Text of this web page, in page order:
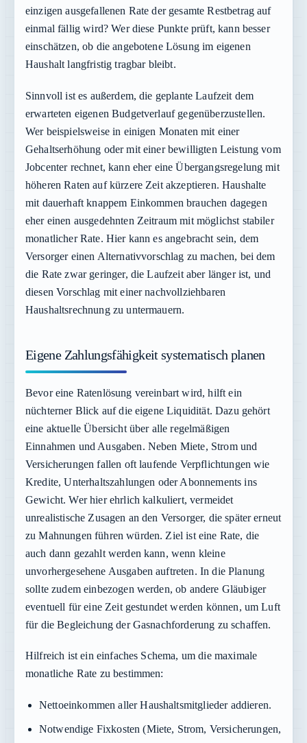
einzigen ausgefallenen Rate der gesamte Restbetrag auf
einmal fällig wird? Wer diese Punkte prüft, kann besser
einschätzen, ob die angebotene Lösung im eigenen
Haushalt langfristig tragbar bleibt.
Sinnvoll ist es außerdem, die geplante Laufzeit dem
erwarteten eigenen Budgetverlauf gegenüberzustellen.
Wer beispielsweise in einigen Monaten mit einer
Gehaltserhöhung oder mit einer bewilligten Leistung vom
Jobcenter rechnet, kann eher eine Übergangsregelung mit
höheren Raten auf kürzere Zeit akzeptieren. Haushalte
mit dauerhaft knappem Einkommen brauchen dagegen
eher einen ausgedehnten Zeitraum mit möglichst stabiler
monatlicher Rate. Hier kann es angebracht sein, dem
Versorger einen Alternativvorschlag zu machen, bei dem
die Rate zwar geringer, die Laufzeit aber länger ist, und
diesen Vorschlag mit einer nachvollziehbaren
Haushaltsrechnung zu untermauern.
Eigene Zahlungsfähigkeit systematisch planen
Bevor eine Ratenlösung vereinbart wird, hilft ein
nüchterner Blick auf die eigene Liquidität. Dazu gehört
eine aktuelle Übersicht über alle regelmäßigen
Einnahmen und Ausgaben. Neben Miete, Strom und
Versicherungen fallen oft laufende Verpflichtungen wie
Kredite, Unterhaltszahlungen oder Abonnements ins
Gewicht. Wer hier ehrlich kalkuliert, vermeidet
unrealistische Zusagen an den Versorger, die später erneut
zu Mahnungen führen würden. Ziel ist eine Rate, die
auch dann gezahlt werden kann, wenn kleine
unvorhergesehene Ausgaben auftreten. In die Planung
sollte zudem einbezogen werden, ob andere Gläubiger
eventuell für eine Zeit gestundet werden können, um Luft
für die Begleichung der Gasnachforderung zu schaffen.
Hilfreich ist ein einfaches Schema, um die maximale
monatliche Rate zu bestimmen:
Nettoeinkommen aller Haushaltsmitglieder addieren.
Notwendige Fixkosten (Miete, Strom, Versicherungen,